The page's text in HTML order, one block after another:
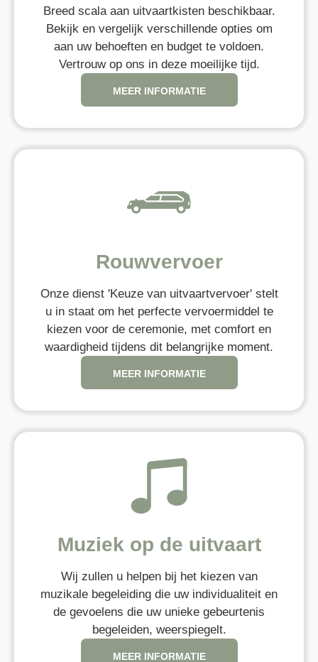
Breed scala aan uitvaartkisten beschikbaar.
Bekijk en vergelijk verschillende opties om
aan uw behoeften en budget te voldoen.
Vertrouw op ons in deze moeilijke tijd.
MEER INFORMATIE
Rouwvervoer
Onze dienst 'Keuze van uitvaartvervoer' stelt
u in staat om het perfecte vervoermiddel te
kiezen voor de ceremonie, met comfort en
waardigheid tijdens dit belangrijke moment.
MEER INFORMATIE
Muziek op de uitvaart
Wij zullen u helpen bij het kiezen van
muzikale begeleiding die uw individualiteit en
de gevoelens die uw unieke gebeurtenis
begeleiden, weerspiegelt.
MEER INFORMATIE